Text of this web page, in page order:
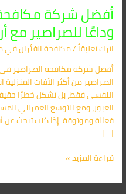
أفضل شركة
وداعًا للصراصير مع أركان –
اترك تعليقاً/مكافحة الفئران​
أفضل شركة مكافحة الصراصير في
الصراصير من أكثر الآفات
النفسي فقط، بل تشكل خطرًا
العبور، ومع التوسع العمراني
فعالة وموثوقة. إذا كنت تبحث
[…]
قراءة المزيد »